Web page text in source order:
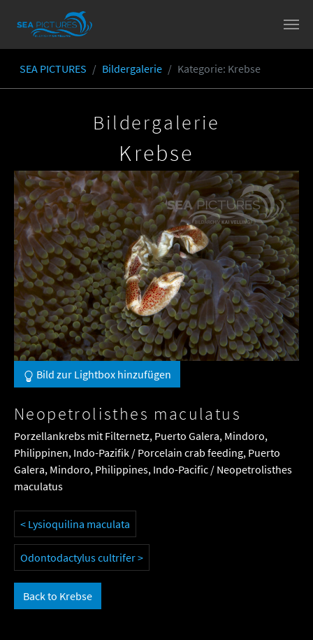
Skip to main content
You are here:
SEA PICTURES Bildergalerie Kategorie: Krebse
Bildergalerie
Krebse
Bild zur Lightbox hinzufügen
Neopetrolisthes maculatus
Porzellankrebs mit Filternetz, Puerto Galera, Mindoro,
Philippinen, Indo-Pazifik / Porcelain crab feeding, Puerto
Galera, Mindoro, Philippines, Indo-Pacific / Neopetrolisthes
maculatus
< Lysioquilina maculata
Odontodactylus cultrifer >
Back to Krebse